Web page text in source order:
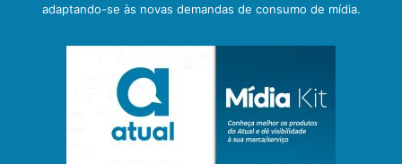
adaptando-se às novas demandas de consumo de mídia.